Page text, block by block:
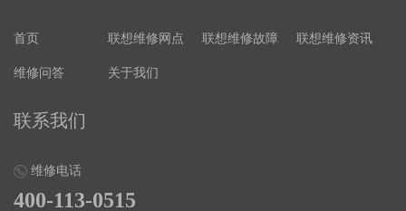
首页 联想维修网点 联想维修故障 联想维修资讯
维修问答 关于我们
联系我们
维修电话
400-113-0515